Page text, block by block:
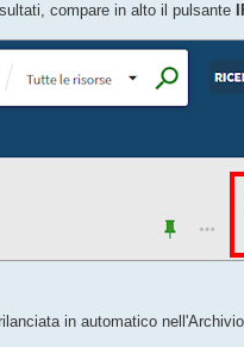
compare in alto il pulsante
in automatico